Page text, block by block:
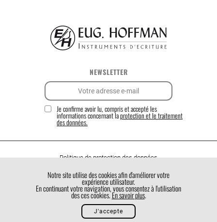
NEWSLETTER
Je confirme avoir lu, compris et accepté les
informations concernant laprotection et le traitement
des données.
Politique de protection des données
Politique de cookies
Conditions générales de vente
Made by
Notre site utilise des cookies afin d'améliorer votre
expérience utilisateur.
En continuant votre navigation, vous consentez à l'utilisation
des ces cookies.En savoir plus.
J'accepte